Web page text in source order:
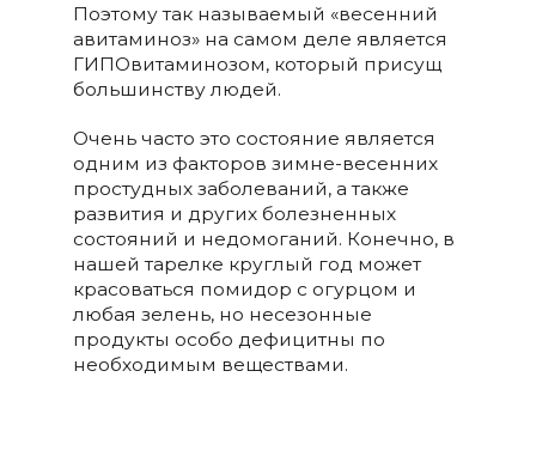
Поэтому так называемый «весенний
авитаминоз» на самом деле является
ГИПОвитаминозом, который присущ
большинству людей.
Очень часто это состояние является
одним из факторов зимне-весенних
простудных заболеваний, а также
развития и других болезненных
состояний и недомоганий. Конечно, в
нашей тарелке круглый год может
красоваться помидор с огурцом и
любая зелень, но несезонные
продукты особо дефицитны по
необходимым веществами.